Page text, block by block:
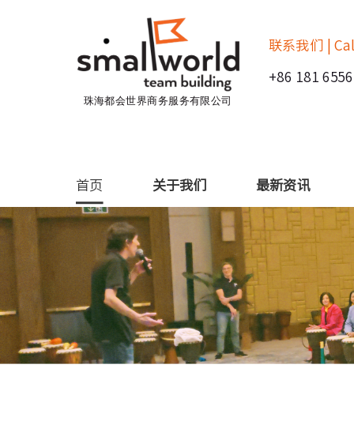
首页 关于我们 最新资讯
联系我们 |
+86 181
珠海都会世界商务服务有限公司